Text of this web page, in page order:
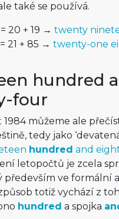
také se používá.
20 + 19 → twenty
21 + 85 → twenty-one
hundred
four
můžeme ale
tedy jako
hundred and
letopočtů je zcela
především ve formální
totiž vychází z
hundred a spojka